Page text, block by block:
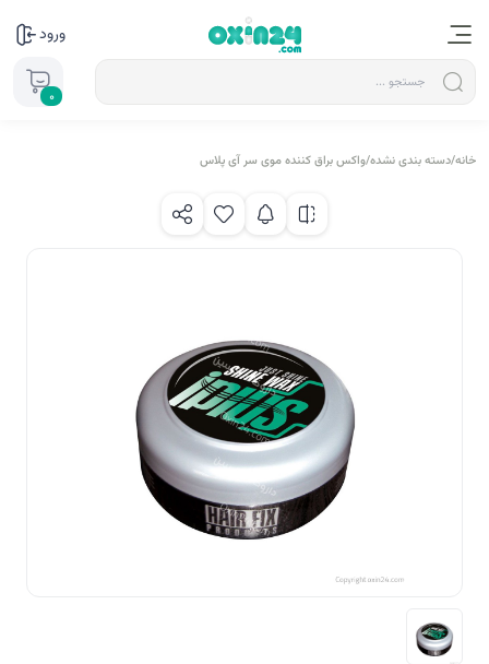
ورود
0
خانه/دسته بندی نشده/واکس براق کننده موی سر آی پلاس